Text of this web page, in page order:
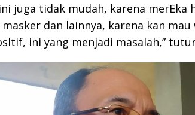
juga tidak mudah, karena merEka
dan lainnya, karena kan mau
ini yang menjadi masalah,”